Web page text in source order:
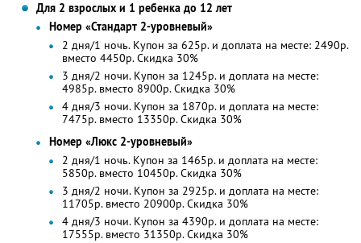
Для 2 взрослых и 1 ребенка до 12 лет
Номер «Стандарт 2-уровневый»
2 дня/1 ночь. Купон за 625р. и доплата на месте: 2490р.
вместо 4450р.Скидка 30%
3 дня/2 ночи. Купон за 1245р. и доплата на месте:
4985р. вместо 8900р.Скидка 30%
4 дня/3 ночи. Купон за 1870р. и доплата на месте:
7475р. вместо 13350р.Скидка 30%
Номер «Люкс 2-уровневый»
2 дня/1 ночь. Купон за 1465р. и доплата на месте:
5850р. вместо 10450р.Скидка 30%
3 дня/2 ночи. Купон за 2925р. и доплата на месте:
11705р. вместо 20900р.Скидка 30%
4 дня/3 ночи. Купон за 4390р. и доплата на месте:
17555р. вместо 31350р.Скидка 30%